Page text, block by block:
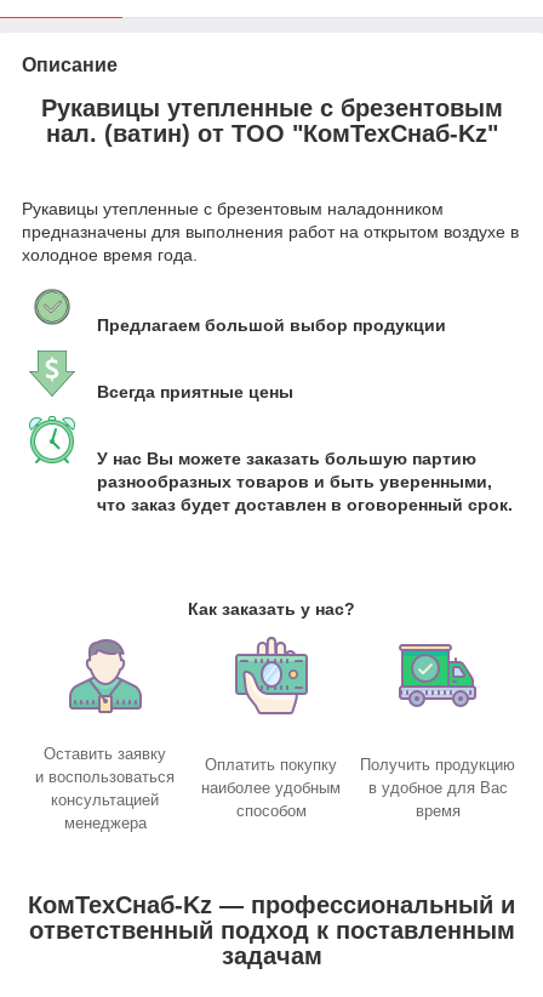
Описание
Рукавицы утепленные с брезентовым
нал. (ватин) от ТОО "КомТехСнаб-Kz"
Рукавицы утепленные с брезентовым наладонником
предназначены для выполнения работ на открытом воздухе в
холодное время года.
Предлагаем большой выбор продукции
Всегда приятные цены
У нас Вы можете заказать большую партию
разнообразных товаров и быть уверенными,
что заказ будет доставлен в оговоренный срок.
Как заказать у нас?
Оставить заявку
и воспользоваться
консультацией
менеджера
Оплатить покупку
наиболее удобным
способом
Получить продукцию
в удобное для Вас
время
КомТехСнаб-Kz — профессиональный и
ответственный подход к поставленным
задачам